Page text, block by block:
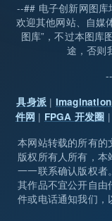
--## 电子创新网图库
欢迎其他网站、自媒
图库”，不过本图库
途，否则
--
具身派 |
件网 | FPGA 开发圈 |
本网站转载的所有的
版权所有人所有，
一一联系确认版权者
其作品不宜公开自
件或电话通知我们